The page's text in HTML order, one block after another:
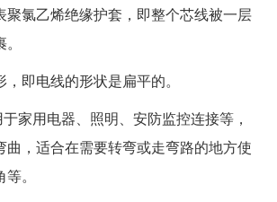
聚氯乙烯绝缘护套，即整个芯线被一层
即电线的形状是扁平的。
家用电器、照明、安防监控连接等，
曲，适合在需要转弯或走弯路的地方使
。